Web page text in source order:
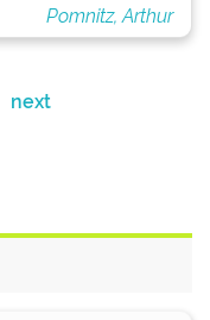
Pomnitz, Arthur
next